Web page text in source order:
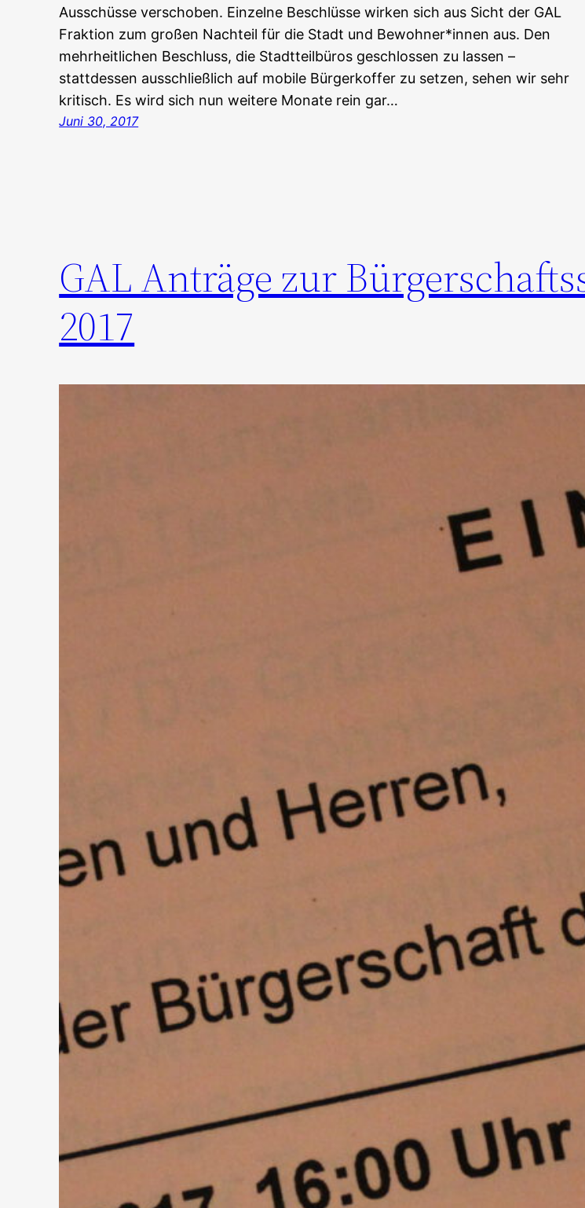
Ausschüsse verschoben. Einzelne Beschlüsse wirken sich aus Sicht der GAL
Fraktion zum großen Nachteil für die Stadt und Bewohner*innen aus. Den
mehrheitlichen Beschluss, die Stadtteilbüros geschlossen zu lassen –
stattdessen ausschließlich auf mobile Bürgerkoffer zu setzen, sehen wir sehr
kritisch. Es wird sich nun weitere Monate rein gar…
Juni 30, 2017
GAL Anträge zur
2017